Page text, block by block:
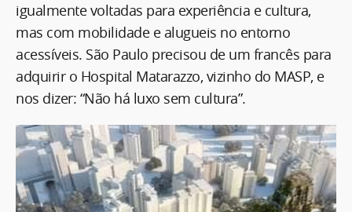
igualmente voltadas para experiência e cultura,
mas com mobilidade e alugueis no entorno
acessíveis. São Paulo precisou de um francês para
adquirir o Hospital Matarazzo, vizinho do MASP, e
nos dizer: “Não há luxo sem cultura”.